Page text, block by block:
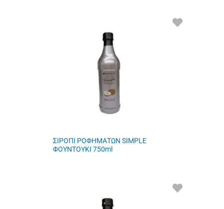
ΣΙΡΟΠΙ ΡΟΦΗΜΑΤΩΝ SIMPLE
ΦΟΥΝΤΟΥΚΙ 750ml
ΠΡΟΣΘΗΚΗ
ΠΡΟΣΘΗΚΗ